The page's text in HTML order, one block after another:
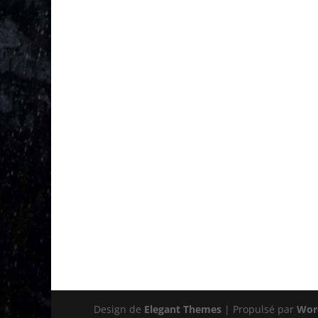
Design de Elegant Themes | Propulsé par